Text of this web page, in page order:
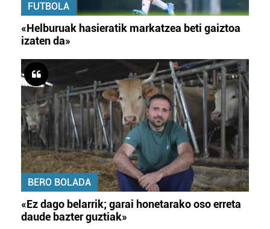
FUTBOLA
«Helburuak hasieratik markatzea beti gaiztoa
izaten da»
BERO BOLADA
«Ez dago belarrik; garai honetarako oso erreta
daude bazter guztiak»